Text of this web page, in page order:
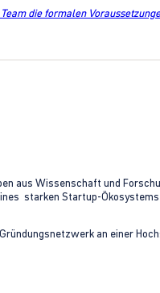
die formalen
aus Wissenschaft und
starken Startup-
an einer